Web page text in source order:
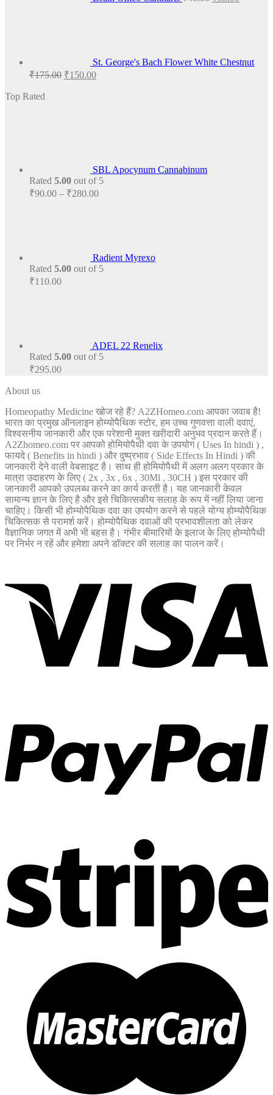
St. George's Bach Flower White Chestnut
₹175.00 Original
₹150.00Current
Top Rated
SBL Apocynum Cannabinum
Rated 5.00 out of 5
₹90.00 – ₹280.00Price
Radient Myrexo
Rated 5.00 out of 5
₹110.00
ADEL 22 Renelix
Rated 5.00 out of 5
₹295.00
About us
Homeopathy Medicine खोज रहे हैं? A2ZHomeo.com आपका जवाब है!
भारत का प्रमुख ऑनलाइन होम्योपैथिक स्टोर, हम उच्च गुणवत्ता वाली दवाएं,
विश्वसनीय जानकारी और एक परेशानी मुक्त खरीदारी अनुभव प्रदान करते हैं।
A2Zhomeo.com पर आपको होमियोपैथी दवा के उपयोग ( Uses In hindi ) ,
फायदे ( Benefits in hindi ) और दुष्प्रभाव ( Side Effects In Hindi ) की
जानकारी देने वाली वेबसाइट है। साथ ही होमियोपैथी में अलग अलग प्रकार के
मात्रा उदाहरण के लिए ( 2x , 3x , 6x , 30Ml , 30CH ) इस प्रकार की
जानकारी आपको उपलब्ध करने का कार्य करती है। यह जानकारी केवल
सामान्य ज्ञान के लिए है और इसे चिकित्सकीय सलाह के रूप में नहीं लिया जाना
चाहिए। किसी भी होम्योपैथिक दवा का उपयोग करने से पहले योग्य होम्योपैथिक
चिकित्सक से परामर्श करें। होम्योपैथिक दवाओं की प्रभावशीलता को लेकर
वैज्ञानिक जगत में अभी भी बहस है। गंभीर बीमारियों के इलाज के लिए होम्योपैथी
पर निर्भर न रहें और हमेशा अपने डॉक्टर की सलाह का पालन करें।